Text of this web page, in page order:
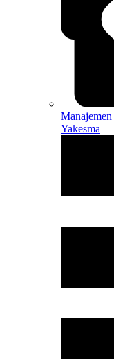
Manajemen
Yakesma